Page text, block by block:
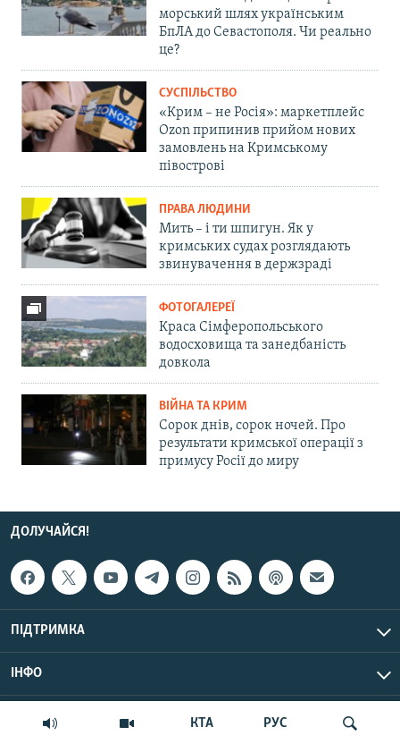
КТА РУС
морський шлях українським
БпЛА до Севастополя. Чи реально
це?
СУСПІЛЬСТВО
«Крим – не Росія»: маркетплейс
Ozon припинив прийом нових
замовлень на Кримському
півострові
ПРАВА ЛЮДИНИ
Мить – і ти шпигун. Як у
кримських судах розглядають
звинувачення в держзраді
ФОТОГАЛЕРЕЇ
Краса Сімферопольського
водосховища та занедбаність
довкола
ВІЙНА ТА КРИМ
Сорок днів, сорок ночей. Про
результати кримської операції з
примусу Росії до миру
ДОЛУЧАЙСЯ!
ПІДТРИМКА
ІНФО
© Крим.Реалії, 2026 | Усі права застережено.